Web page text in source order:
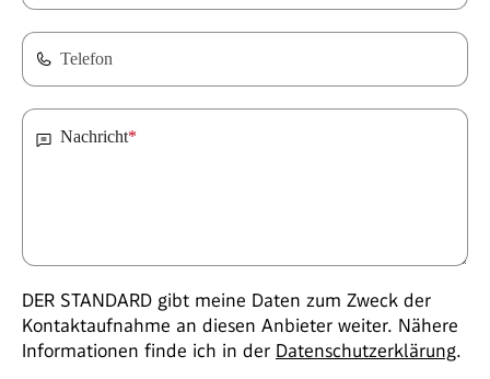
Telefon
Nachricht*
DER STANDARD gibt meine Daten zum Zweck der
Kontaktaufnahme an diesen Anbieter weiter. Nähere
Informationen finde ich in der Datenschutzerklärung.